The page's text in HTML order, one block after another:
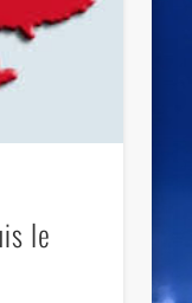
le